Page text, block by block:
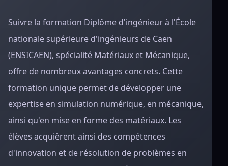
Suivre la formation Diplôme d'ingénieur à l'École
nationale supérieure d'ingénieurs de Caen
(ENSICAEN), spécialité Matériaux et Mécanique,
offre de nombreux avantages concrets. Cette
formation unique permet de développer une
expertise en simulation numérique, en mécanique,
ainsi qu'en mise en forme des matériaux. Les
élèves acquièrent ainsi des compétences
d'innovation et de résolution de problèmes en